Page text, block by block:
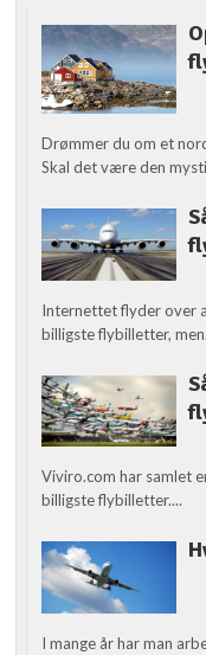
Drømmer du om et
Skal det være den
Internettet flyder over
billigste flybilletter,
Viviro.com har samlet
billigste flybilletter....
I mange år har man